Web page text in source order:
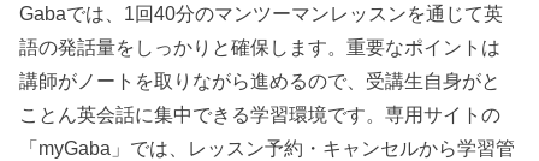
Gabaでは、1回40分のマンツーマンレッスンを通じて英
語の発話量をしっかりと確保します。重要なポイントは
講師がノートを取りながら進めるので、受講生自身がと
ことん英会話に集中できる学習環境です。専用サイトの
「myGaba」では、レッスン予約・キャンセルから学習管